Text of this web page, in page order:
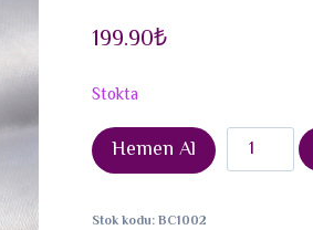
199.90₺
Stokta
Hemen Al
Pirinç
Gold
Stok kodu:BC1002